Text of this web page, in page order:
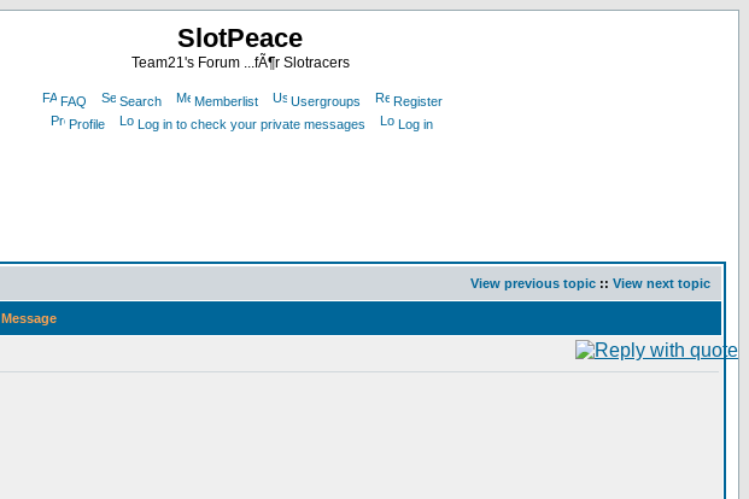
SlotPeace
Team21's Forum ...fÃ¶r Slotracers
FAQ Search Memberlist Usergroups
Register
Profile
Log in to check your private messages Log in
View previous topic :: View next topic
Message